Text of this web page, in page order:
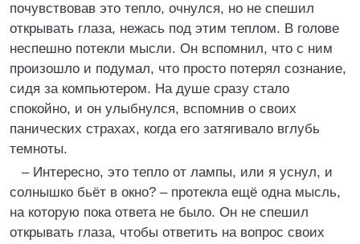
почувствовав это тепло, очнулся, но не спешил
открывать глаза, нежась под этим теплом. В голове
неспешно потекли мысли. Он вспомнил, что с ним
произошло и подумал, что просто потерял сознание,
сидя за компьютером. На душе сразу стало
спокойно, и он улыбнулся, вспомнив о своих
панических страхах, когда его затягивало вглубь
темноты.
– Интересно, это тепло от лампы, или я уснул, и
солнышко бьёт в окно? – протекла ещё одна мысль,
на которую пока ответа не было. Он не спешил
открывать глаза, чтобы ответить на вопрос своих